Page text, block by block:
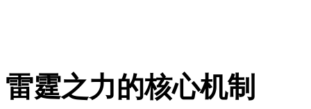
雷霆之力的核心机制